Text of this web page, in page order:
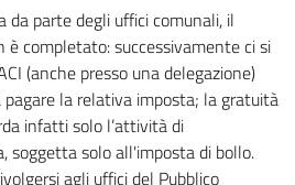
da parte degli uffici comunali, il
è completato: successivamente ci si
(anche presso una delegazione)
pagare la relativa imposta; la gratuità
infatti solo l’attività di
soggetta solo all'imposta di bollo.
agli uffici del Pubblico